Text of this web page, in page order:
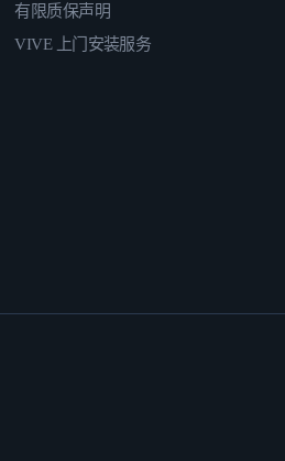
有限质保声明
VIVE 上门安装服务